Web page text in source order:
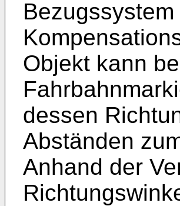
Objekt kann
dessen
Abständen
Anhand der